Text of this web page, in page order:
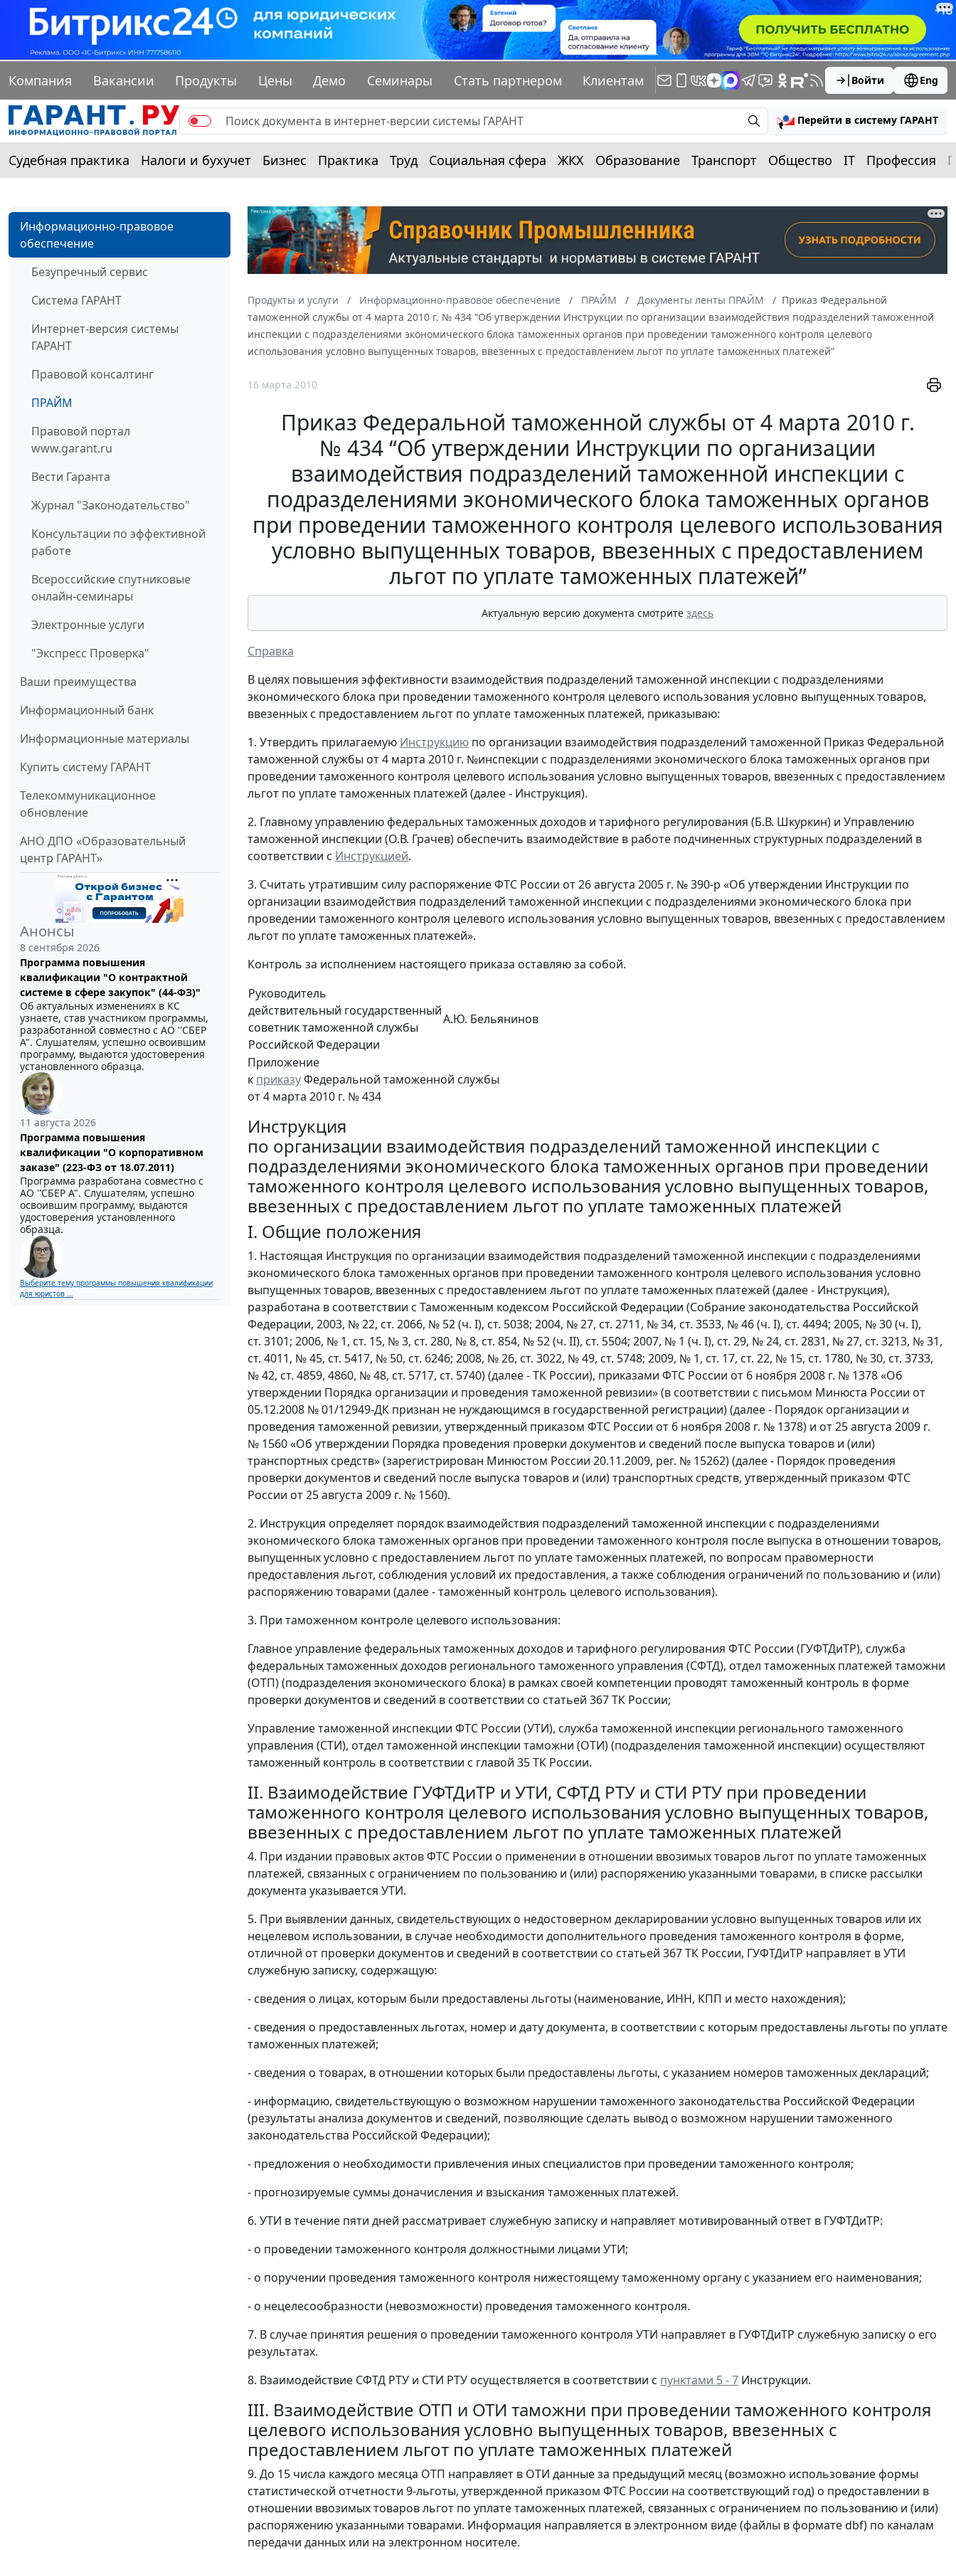
Компания Вакансии Продукты Цены Демо Семинары Стать партнером Клиентам Войти Eng
Перейти в систему ГАРАНТ
Судебная практика Налоги и бухучет Бизнес Практика Труд Социальная сфера ЖКХ Образование Транспорт Общество IT Профессия
Информационно-правовое
обеспечение
Безупречный сервис
Система ГАРАНТ
Интернет-версия системы
ГАРАНТ
Правовой консалтинг
ПРАЙМ
Правовой портал
www.garant.ru
Вести Гаранта
Журнал "Законодательство"
Консультации по эффективной
работе
Всероссийские спутниковые
онлайн-семинары
Электронные услуги
"Экспресс Проверка"
Ваши преимущества
Информационный банк
Информационные материалы
Купить систему ГАРАНТ
Телекоммуникационное
обновление
АНО ДПО «Образовательный
центр ГАРАНТ»
Анонсы
8 сентября 2026
Программа повышения
квалификации "О контрактной
системе в сфере закупок" (44-ФЗ)"
Об актуальных изменениях в КС
узнаете, став участником программы,
разработанной совместно с АО ''СБЕР
А". Слушателям, успешно освоившим
программу, выдаются удостоверения
установленного образца.
11 августа 2026
Программа повышения
квалификации "О корпоративном
заказе" (223-ФЗ от 18.07.2011)
Программа разработана совместно с
АО ''СБЕР А". Слушателям, успешно
освоившим программу, выдаются
удостоверения установленного
образца.
Выберите тему программы повышения квалификации
для юристов ...
Продукты и услуги Информационно-правовое обеспечение ПРАЙМ Документы ленты ПРАЙМ
Приказ Федеральной
таможенной службы от 4 марта 2010 г. № 434 “Об утверждении Инструкции по организации взаимодействия подразделений таможенной
инспекции с подразделениями экономического блока таможенных органов при проведении таможенного контроля целевого
использования условно выпущенных товаров, ввезенных с предоставлением льгот по уплате таможенных платежей”
16 марта 2010
Приказ Федеральной таможенной службы от 4 марта 2010 г.
№ 434 “Об утверждении Инструкции по организации
взаимодействия подразделений таможенной инспекции с
подразделениями экономического блока таможенных органов
при проведении таможенного контроля целевого использования
условно выпущенных товаров, ввезенных с предоставлением
льгот по уплате таможенных платежей”
Актуальную версию документа смотрите здесь
Справка
В целях повышения эффективности взаимодействия подразделений таможенной инспекции с подразделениями
экономического блока при проведении таможенного контроля целевого использования условно выпущенных товаров,
ввезенных с предоставлением льгот по уплате таможенных платежей, приказываю:
1. Утвердить прилагаемую Инструкцию по организации взаимодействия подразделений таможенной Приказ Федеральной
таможенной службы от 4 марта 2010 г. №инспекции с подразделениями экономического блока таможенных органов при
проведении таможенного контроля целевого использования условно выпущенных товаров, ввезенных с предоставлением
льгот по уплате таможенных платежей (далее - Инструкция).
2. Главному управлению федеральных таможенных доходов и тарифного регулирования (Б.В. Шкуркин) и Управлению
таможенной инспекции (О.В. Грачев) обеспечить взаимодействие в работе подчиненных структурных подразделений в
соответствии с Инструкцией.
3. Считать утратившим силу распоряжение ФТС России от 26 августа 2005 г. № 390-р «Об утверждении Инструкции по
организации взаимодействия подразделений таможенной инспекции с подразделениями экономического блока при
проведении таможенного контроля целевого использования условно выпущенных товаров, ввезенных с предоставлением
льгот по уплате таможенных платежей».
Контроль за исполнением настоящего приказа оставляю за собой.
Руководитель
действительный государственный
советник таможенной службы
Российской Федерации
А.Ю. Бельянинов
Приложение
к приказуФедеральной таможенной службы
от 4 марта 2010 г. № 434
Инструкция
по организации взаимодействия подразделений таможенной инспекции с
подразделениями экономического блока таможенных органов при проведении
таможенного контроля целевого использования условно выпущенных товаров,
ввезенных с предоставлением льгот по уплате таможенных платежей
I. Общие положения
1. Настоящая Инструкция по организации взаимодействия подразделений таможенной инспекции с подразделениями
экономического блока таможенных органов при проведении таможенного контроля целевого использования условно
выпущенных товаров, ввезенных с предоставлением льгот по уплате таможенных платежей (далее - Инструкция),
разработана в соответствии с Таможенным кодексом Российской Федерации (Собрание законодательства Российской
Федерации, 2003, № 22, ст. 2066, № 52 (ч. I), ст. 5038; 2004, № 27, ст. 2711, № 34, ст. 3533, № 46 (ч. I), ст. 4494; 2005, № 30 (ч. I),
ст. 3101; 2006, № 1, ст. 15, № 3, ст. 280, № 8, ст. 854, № 52 (ч. II), ст. 5504; 2007, № 1 (ч. I), ст. 29, № 24, ст. 2831, № 27, ст. 3213, № 31,
ст. 4011, № 45, ст. 5417, № 50, ст. 6246; 2008, № 26, ст. 3022, № 49, ст. 5748; 2009, № 1, ст. 17, ст. 22, № 15, ст. 1780, № 30, ст. 3733,
№ 42, ст. 4859, 4860, № 48, ст. 5717, ст. 5740) (далее - ТК России), приказами ФТС России от 6 ноября 2008 г. № 1378 «Об
утверждении Порядка организации и проведения таможенной ревизии» (в соответствии с письмом Минюста России от
05.12.2008 № 01/12949-ДК признан не нуждающимся в государственной регистрации) (далее - Порядок организации и
проведения таможенной ревизии, утвержденный приказом ФТС России от 6 ноября 2008 г. № 1378) и от 25 августа 2009 г.
№ 1560 «Об утверждении Порядка проведения проверки документов и сведений после выпуска товаров и (или)
транспортных средств» (зарегистрирован Минюстом России 20.11.2009, рег. № 15262) (далее - Порядок проведения
проверки документов и сведений после выпуска товаров и (или) транспортных средств, утвержденный приказом ФТС
России от 25 августа 2009 г. № 1560).
2. Инструкция определяет порядок взаимодействия подразделений таможенной инспекции с подразделениями
экономического блока таможенных органов при проведении таможенного контроля после выпуска в отношении товаров,
выпущенных условно с предоставлением льгот по уплате таможенных платежей, по вопросам правомерности
предоставления льгот, соблюдения условий их предоставления, а также соблюдения ограничений по пользованию и (или)
распоряжению товарами (далее - таможенный контроль целевого использования).
3. При таможенном контроле целевого использования:
Главное управление федеральных таможенных доходов и тарифного регулирования ФТС России (ГУФТДиТР), служба
федеральных таможенных доходов регионального таможенного управления (СФТД), отдел таможенных платежей таможни
(ОТП) (подразделения экономического блока) в рамках своей компетенции проводят таможенный контроль в форме
проверки документов и сведений в соответствии со статьей 367 ТК России;
Управление таможенной инспекции ФТС России (УТИ), служба таможенной инспекции регионального таможенного
управления (СТИ), отдел таможенной инспекции таможни (ОТИ) (подразделения таможенной инспекции) осуществляют
таможенный контроль в соответствии с главой 35 ТК России.
II. Взаимодействие ГУФТДиТР и УТИ, СФТД РТУ и СТИ РТУ при проведении
таможенного контроля целевого использования условно выпущенных товаров,
ввезенных с предоставлением льгот по уплате таможенных платежей
4. При издании правовых актов ФТС России о применении в отношении ввозимых товаров льгот по уплате таможенных
платежей, связанных с ограничением по пользованию и (или) распоряжению указанными товарами, в списке рассылки
документа указывается УТИ.
5. При выявлении данных, свидетельствующих о недостоверном декларировании условно выпущенных товаров или их
нецелевом использовании, в случае необходимости дополнительного проведения таможенного контроля в форме,
отличной от проверки документов и сведений в соответствии со статьей 367 ТК России, ГУФТДиТР направляет в УТИ
служебную записку, содержащую:
- сведения о лицах, которым были предоставлены льготы (наименование, ИНН, КПП и место нахождения);
- сведения о предоставленных льготах, номер и дату документа, в соответствии с которым предоставлены льготы по уплате
таможенных платежей;
- сведения о товарах, в отношении которых были предоставлены льготы, с указанием номеров таможенных деклараций;
- информацию, свидетельствующую о возможном нарушении таможенного законодательства Российской Федерации
(результаты анализа документов и сведений, позволяющие сделать вывод о возможном нарушении таможенного
законодательства Российской Федерации);
- предложения о необходимости привлечения иных специалистов при проведении таможенного контроля;
- прогнозируемые суммы доначисления и взыскания таможенных платежей.
6. УТИ в течение пяти дней рассматривает служебную записку и направляет мотивированный ответ в ГУФТДиТР:
- о проведении таможенного контроля должностными лицами УТИ;
- о поручении проведения таможенного контроля нижестоящему таможенному органу с указанием его наименования;
- о нецелесообразности (невозможности) проведения таможенного контроля.
7. В случае принятия решения о проведении таможенного контроля УТИ направляет в ГУФТДиТР служебную записку о его
результатах.
8. Взаимодействие СФТД РТУ и СТИ РТУ осуществляется в соответствии с пунктами 5 - 7 Инструкции.
III. Взаимодействие ОТП и ОТИ таможни при проведении таможенного контроля
целевого использования условно выпущенных товаров, ввезенных с
предоставлением льгот по уплате таможенных платежей
9. До 15 числа каждого месяца ОТП направляет в ОТИ данные за предыдущий месяц (возможно использование формы
статистической отчетности 9-льготы, утвержденной приказом ФТС России на соответствующий год) о предоставлении в
отношении ввозимых товаров льгот по уплате таможенных платежей, связанных с ограничением по пользованию и (или)
распоряжению указанными товарами. Информация направляется в электронном виде (файлы в формате dbf) по каналам
передачи данных или на электронном носителе.